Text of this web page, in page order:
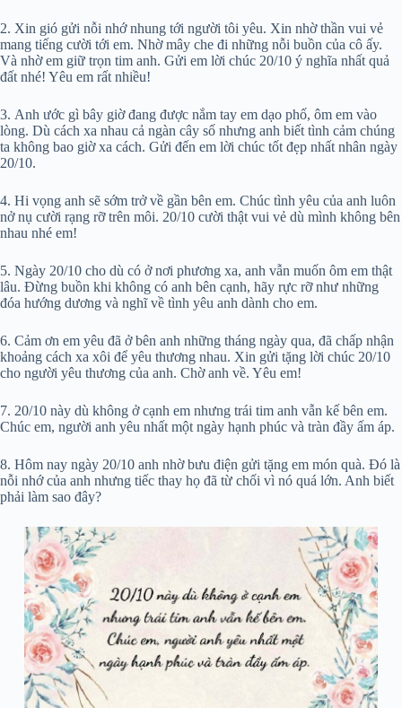
2. Xin gió gửi nỗi nhớ nhung tới người tôi yêu. Xin nhờ thần vui vẻ
mang tiếng cười tới em. Nhờ mây che đi những nỗi buồn của cô ấy.
Và nhờ em giữ trọn tim anh. Gửi em lời chúc 20/10 ý nghĩa nhất quả
đất nhé! Yêu em rất nhiều!
3. Anh ước gì bây giờ đang được nắm tay em dạo phố, ôm em vào
lòng. Dù cách xa nhau cả ngàn cây số nhưng anh biết tình cảm chúng
ta không bao giờ xa cách. Gửi đến em lời chúc tốt đẹp nhất nhân ngày
20/10.
4. Hi vọng anh sẽ sớm trở về gần bên em. Chúc tình yêu của anh luôn
nở nụ cười rạng rỡ trên môi. 20/10 cười thật vui vẻ dù mình không bên
nhau nhé em!
5. Ngày 20/10 cho dù có ở nơi phương xa, anh vẫn muốn ôm em thật
lâu. Đừng buồn khi không có anh bên cạnh, hãy rực rỡ như những
đóa hướng dương và nghĩ về tình yêu anh dành cho em.
6. Cảm ơn em yêu đã ở bên anh những tháng ngày qua, đã chấp nhận
khoảng cách xa xôi để yêu thương nhau. Xin gửi tặng lời chúc 20/10
cho người yêu thương của anh. Chờ anh về. Yêu em!
7. 20/10 này dù không ở cạnh em nhưng trái tim anh vẫn kế bên em.
Chúc em, người anh yêu nhất một ngày hạnh phúc và tràn đầy ấm áp.
8. Hôm nay ngày 20/10 anh nhờ bưu điện gửi tặng em món quà. Đó là
nỗi nhớ của anh nhưng tiếc thay họ đã từ chối vì nó quá lớn. Anh biết
phải làm sao đây?